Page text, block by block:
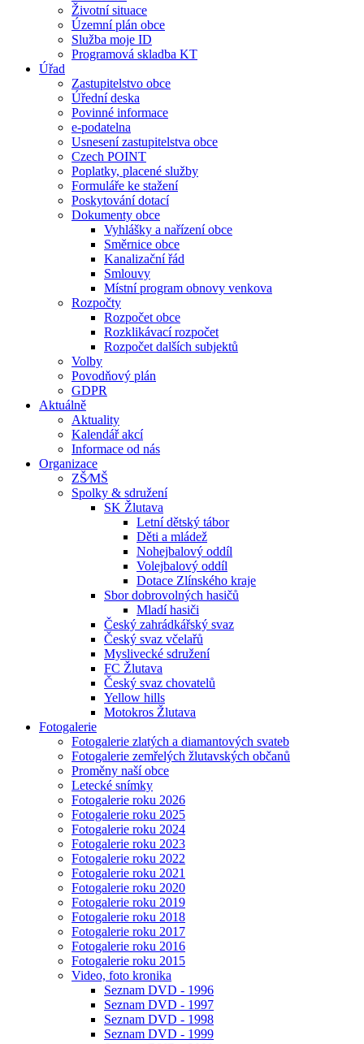
Životní situace
Územní plán obce
Služba moje ID
Programová skladba KT
Úřad
Zastupitelstvo obce
Úřední deska
Povinné informace
e-podatelna
Usnesení zastupitelstva obce
Czech POINT
Poplatky, placené služby
Formuláře ke stažení
Poskytování dotací
Dokumenty obce
Vyhlášky a nařízení obce
Směrnice obce
Kanalizační řád
Smlouvy
Místní program obnovy venkova
Rozpočty
Rozpočet obce
Rozklikávací rozpočet
Rozpočet dalších subjektů
Volby
Povodňový plán
GDPR
Aktuálně
Aktuality
Kalendář akcí
Informace od nás
Organizace
ZŠ⁄MŠ
Spolky & sdružení
SK Žlutava
Letní dětský tábor
Děti a mládež
Nohejbalový oddíl
Volejbalový oddíl
Dotace Zlínského kraje
Sbor dobrovolných hasičů
Mladí hasiči
Český zahrádkářský svaz
Český svaz včelařů
Myslivecké sdružení
FC Žlutava
Český svaz chovatelů
Yellow hills
Motokros Žlutava
Fotogalerie
Fotogalerie zlatých a diamantových svateb
Fotogalerie zemřelých žlutavských občanů
Proměny naší obce
Letecké snímky
Fotogalerie roku 2026
Fotogalerie roku 2025
Fotogalerie roku 2024
Fotogalerie roku 2023
Fotogalerie roku 2022
Fotogalerie roku 2021
Fotogalerie roku 2020
Fotogalerie roku 2019
Fotogalerie roku 2018
Fotogalerie roku 2017
Fotogalerie roku 2016
Fotogalerie roku 2015
Video, foto kronika
Seznam DVD - 1996
Seznam DVD - 1997
Seznam DVD - 1998
Seznam DVD - 1999